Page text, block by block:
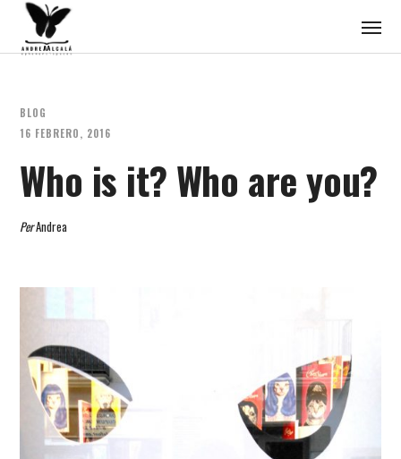
BLOG
16 FEBRERO, 2016
Who is it? Who are you?
PerAndrea